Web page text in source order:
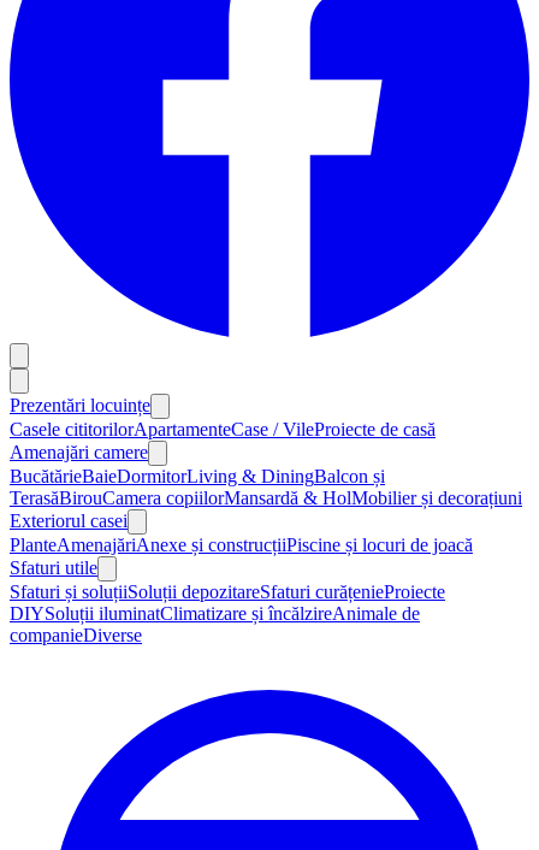
Prezentări locuințe
Casele cititorilorApartamenteCase / VileProiecte de casă
Amenajări camere
BucătărieBaieDormitorLiving & DiningBalcon și
TerasăBirouCamera copiilorMansardă & HolMobilier și decorațiuni
Exteriorul casei
PlanteAmenajăriAnexe și construcțiiPiscine și locuri de joacă
Sfaturi utile
Sfaturi și soluțiiSoluții depozitareSfaturi curățenieProiecte
DIYSoluții iluminatClimatizare și încălzireAnimale de
companieDiverse